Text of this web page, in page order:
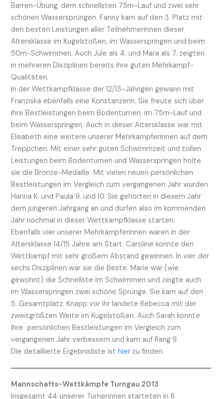
Barren-Übung, dem schnellsten 75m-Lauf und zwei sehr
schönen Wassersprüngen. Fanny kam auf den 3. Platz mit
den besten Leistungen aller Teilnehmerinnen dieser
Altersklasse im Kugelstoßen, im Wasserspringen und beim
50m-Schwimmen. Auch Jule als 4. und Mara als 7. zeigten
in mehreren Disziplinen bereits ihre guten Mehrkampf-
Qualitäten.
In der Wettkampfklasse der 12/13-Jährigen gewann mit
Franziska ebenfalls eine Konstanzerin. Sie freute sich über
ihre Bestleistungen beim Bodenturnen, im 75m-Lauf und
beim Wasserspringen. Auch in dieser Altersklasse war mit
Elisabeth eine weitere unserer Mehrkämpferinnen auf dem
Treppchen. Mit einer sehr guten Schwimmzeit und tollen
Leistungen beim Bodenturnen und Wasserspringen holte
sie die Bronze-Medaille. Mit vielen neuen persönlichen
Bestleistungen im Vergleich zum vergangenen Jahr wurden
Hanna K. und Paula 9. und 10. Sie gehörten in diesem Jahr
dem jüngeren Jahrgang an und dürfen also im kommenden
Jahr nochmal in dieser Wettkampfklasse starten.
Ebenfalls vier unserer Mehrkämpferinnen waren in der
Altersklasse 14/15 Jahre am Start. Caroline konnte den
Wettkampf mit sehr großem Abstand gewinnen. In vier der
sechs Disziplinen war sie die Beste. Marie war (wie
gewohnt) die Schnellste im Schwimmen und zeigte auch
im Wasserspringen zwei schöne Sprünge. Sie kam auf den
5. Gesamtplatz. Knapp vor ihr landete Rebecca mit der
zweitgrößten Weite im Kugelstoßen. Auch Sarah konnte
ihre persönlichen Bestleistungen im Vergleich zum
vergangenen Jahr verbessern und kam auf Rang 9.
Die detaillierte Ergebnisliste isthier zu finden.
Mannschafts-Wettkämpfe Turngau 2013
Insgesamt 44 unserer Turnerinnen starteten in 8